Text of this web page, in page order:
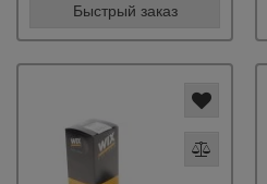
Быстрый заказ